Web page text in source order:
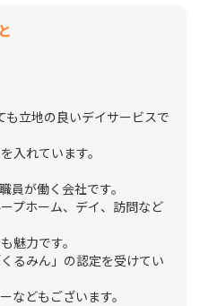
も立地の良いデイサービスで
入れています。
員が働く会社です。
プホーム、デイ、訪問など
魅力です。
るみん」の認定を受けてい
などもございます。